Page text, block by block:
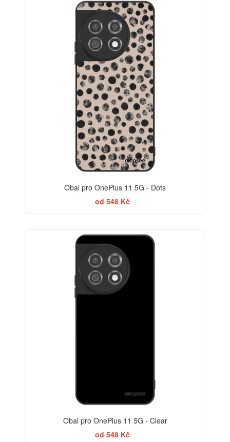
Obal pro OnePlus 11 5G - Dots
od 548 Kč
Obal pro OnePlus 11 5G - Clear
od 548 Kč